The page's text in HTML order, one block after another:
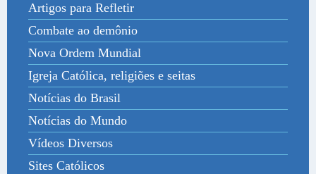
Artigos para Refletir
Combate ao demônio
Nova Ordem Mundial
Igreja Católica, religiões e seitas
Notícias do Brasil
Notícias do Mundo
Vídeos Diversos
Sites Católicos